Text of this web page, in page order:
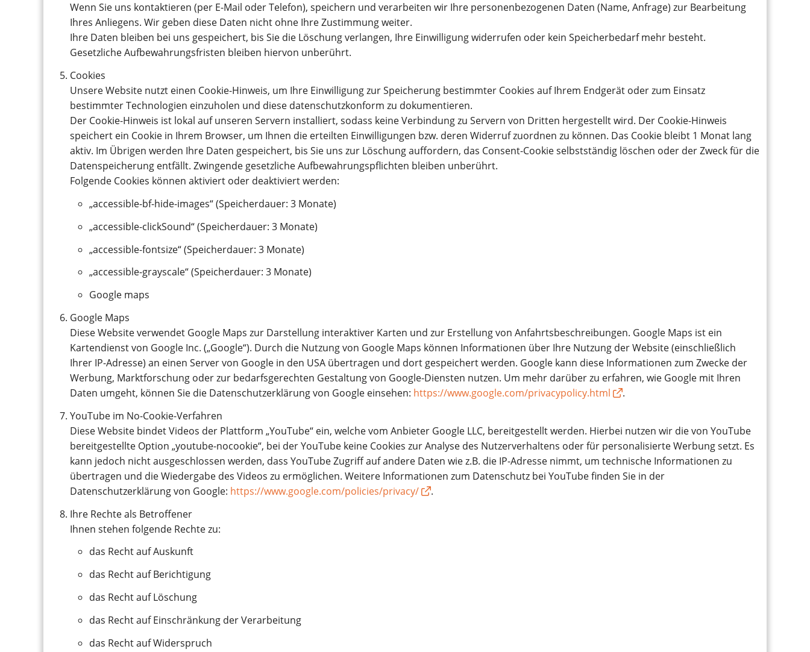
Wenn Sie uns kontaktieren (per E-Mail oder Telefon), speichern und verarbeiten wir Ihre personenbezogenen Daten (Name, Anfrage) zur Bearbeitung
Ihres Anliegens. Wir geben diese Daten nicht ohne Ihre Zustimmung weiter.
Ihre Daten bleiben bei uns gespeichert, bis Sie die Löschung verlangen, Ihre Einwilligung widerrufen oder kein Speicherbedarf mehr besteht.
Gesetzliche Aufbewahrungsfristen bleiben hiervon unberührt.
Cookies
Unsere Website nutzt einen Cookie-Hinweis, um Ihre Einwilligung zur Speicherung bestimmter Cookies auf Ihrem Endgerät oder zum Einsatz
bestimmter Technologien einzuholen und diese datenschutzkonform zu dokumentieren.
Der Cookie-Hinweis ist lokal auf unseren Servern installiert, sodass keine Verbindung zu Servern von Dritten hergestellt wird. Der Cookie-Hinweis
speichert ein Cookie in Ihrem Browser, um Ihnen die erteilten Einwilligungen bzw. deren Widerruf zuordnen zu können. Das Cookie bleibt 1 Monat lang
aktiv. Im Übrigen werden Ihre Daten gespeichert, bis Sie uns zur Löschung auffordern, das Consent-Cookie selbstständig löschen oder der Zweck für die
Datenspeicherung entfällt. Zwingende gesetzliche Aufbewahrungspflichten bleiben unberührt.
Folgende Cookies können aktiviert oder deaktiviert werden:
„accessible-bf-hide-images“ (Speicherdauer: 3 Monate)
„accessible-clickSound“ (Speicherdauer: 3 Monate)
„accessible-fontsize“ (Speicherdauer: 3 Monate)
„accessible-grayscale“ (Speicherdauer: 3 Monate)
Google maps
Google Maps
Diese Website verwendet Google Maps zur Darstellung interaktiver Karten und zur Erstellung von Anfahrtsbeschreibungen. Google Maps ist ein
Kartendienst von Google Inc. („Google“). Durch die Nutzung von Google Maps können Informationen über Ihre Nutzung der Website (einschließlich
Ihrer IP-Adresse) an einen Server von Google in den USA übertragen und dort gespeichert werden. Google kann diese Informationen zum Zwecke der
Werbung, Marktforschung oder zur bedarfsgerechten Gestaltung von Google-Diensten nutzen. Um mehr darüber zu erfahren, wie Google mit Ihren
Daten umgeht, können Sie die Datenschutzerklärung von Google einsehen: https://www.google.com/privacypolicy.html
.
YouTube im No-Cookie-Verfahren
Diese Website bindet Videos der Plattform „YouTube“ ein, welche vom Anbieter Google LLC, bereitgestellt werden. Hierbei nutzen wir die von YouTube
bereitgestellte Option „youtube-nocookie“, bei der YouTube keine Cookies zur Analyse des Nutzerverhaltens oder für personalisierte Werbung setzt. Es
kann jedoch nicht ausgeschlossen werden, dass YouTube Zugriff auf andere Daten wie z.B. die IP-Adresse nimmt, um technische Informationen zu
übertragen und die Wiedergabe des Videos zu ermöglichen. Weitere Informationen zum Datenschutz bei YouTube finden Sie in der
Datenschutzerklärung von Google: https://www.google.com/policies/privacy/
.
Ihre Rechte als Betroffener
Ihnen stehen folgende Rechte zu:
das Recht auf Auskunft
das Recht auf Berichtigung
das Recht auf Löschung
das Recht auf Einschränkung der Verarbeitung
das Recht auf Widerspruch